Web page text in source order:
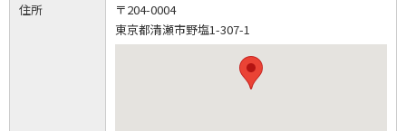
住所
〒204-0004
東京都清瀬市野塩1-307-1